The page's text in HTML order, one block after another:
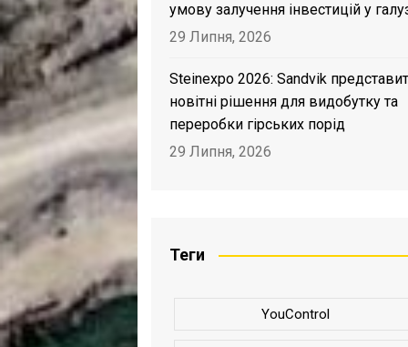
умову залучення інвестицій у
29 Липня, 2026
Steinexpo 2026: Sandvik
новітні рішення для видобутку та
переробки гірських порід
29 Липня, 2026
Теги
YouControl